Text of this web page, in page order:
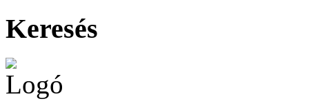
Keresés